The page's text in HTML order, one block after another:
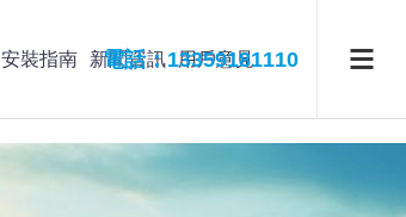
安裝指南 新聞資訊 用戶意見
電話：13359181110